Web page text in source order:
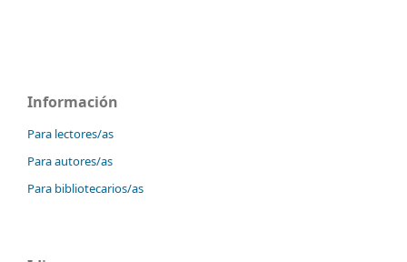
Información
Para lectores/as
Para autores/as
Para bibliotecarios/as